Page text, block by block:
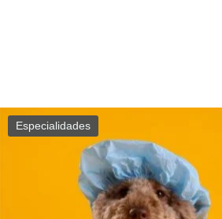
Especialidades